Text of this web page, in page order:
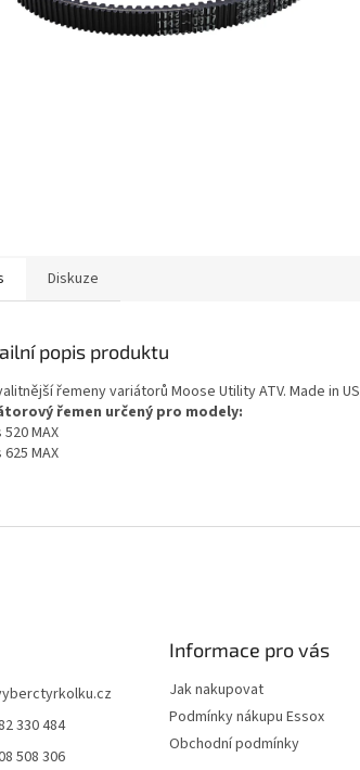
Diskuze
popis produktu
řemeny variátorů Moose Utility ATV. Made in
řemen určený pro modely:
MAX
MAX
330 484
508 306
Informace pro vás
Jak nakupovat
Podmínky nákupu Essox
Obchodní podmínky